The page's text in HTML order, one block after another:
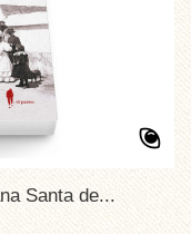
Santa de...